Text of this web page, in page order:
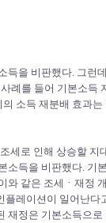
득을 비판했다. 그런
례를 들어 기본소득
소득 재분배 효과는
세로 인해 상승할 지
소득을 비판했다. 기
와 같은 조세ㆍ재정
플레이션이 일어난다
재정은 기본소득으로